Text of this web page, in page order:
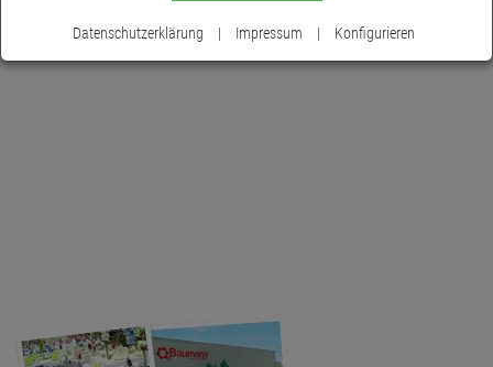
Datenschutzerklärung | Impressum | Konfigurieren